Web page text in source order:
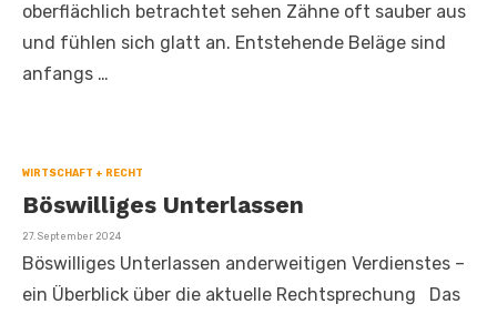
oberflächlich betrachtet sehen Zähne oft sauber aus
und fühlen sich glatt an. Entstehende Beläge sind
anfangs …
WIRTSCHAFT + RECHT
Böswilliges Unterlassen
Veröffentlicht
27. September 2024
Böswilliges Unterlassen anderweitigen Verdienstes –
ein Überblick über die aktuelle Rechtsprechung Das